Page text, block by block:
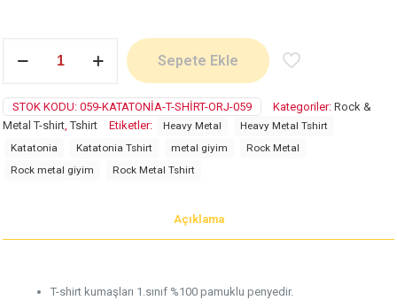
adet
Sepete Ekle
STOK KODU: 059-KATATONIA-T-SHIRT-ORJ-059 Kategoriler: Rock &
Metal T-shirt ,Tshirt Etiketler: Heavy Metal
Heavy Metal Tshirt
Katatonia
Katatonia Tshirt metal giyim
Rock Metal
Rock metal giyim
Rock Metal Tshirt
Açıklama
T-shirt kumaşları 1.sınıf %100 pamuklu penyedir.